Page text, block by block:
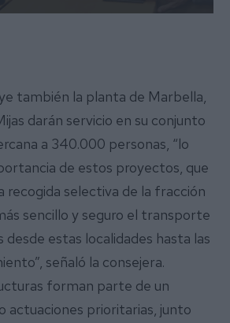
también la planta de Marbella,
darán servicio en su conjunto
a 340.000 personas, “lo
de estos proyectos, que
recogida selectiva de la fracción
sencillo y seguro el transporte
desde estas localidades hasta las
señaló la consejera.
forman parte de un
actuaciones prioritarias, junto